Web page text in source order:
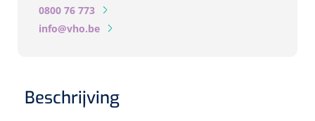
Spleetlamp
Optotypeschermen
0800 76 773
info@vho.be
Beschrijving